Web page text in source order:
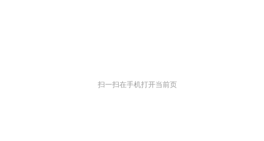
扫一扫在手机打开当前页